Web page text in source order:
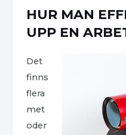
HUR MAN
UPP EN
Det
finns
flera
met
oder